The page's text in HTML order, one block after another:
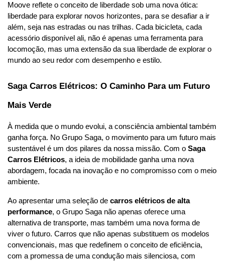
Moove reflete o conceito de liberdade sob uma nova ótica:
liberdade para explorar novos horizontes, para se desafiar a ir
além, seja nas estradas ou nas trilhas. Cada bicicleta, cada
acessório disponível ali, não é apenas uma ferramenta para
locomoção, mas uma extensão da sua liberdade de explorar o
mundo ao seu redor com desempenho e estilo.
Saga Carros Elétricos: O Caminho Para um Futuro
Mais Verde
À medida que o mundo evolui, a consciência ambiental também
ganha força. No Grupo Saga, o movimento para um futuro mais
sustentável é um dos pilares da nossa missão. Com o Saga
Carros Elétricos, a ideia de mobilidade ganha uma nova
abordagem, focada na inovação e no compromisso com o meio
ambiente.
Ao apresentar uma seleção de carros elétricos de alta
performance, o Grupo Saga não apenas oferece uma
alternativa de transporte, mas também uma nova forma de
viver o futuro. Carros que não apenas substituem os modelos
convencionais, mas que redefinem o conceito de eficiência,
com a promessa de uma condução mais silenciosa, com